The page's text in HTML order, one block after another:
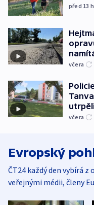
před 13 h
včera
včera
Evropský
ČT24 každý den vybírá
veřejnými médii, členy